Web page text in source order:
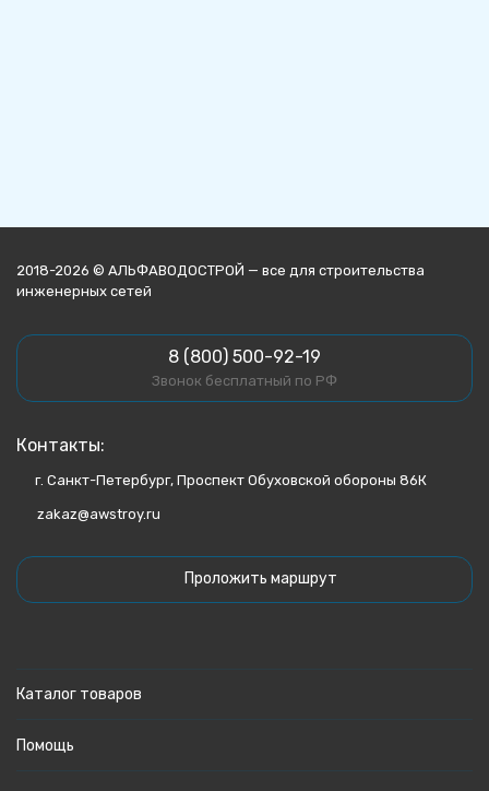
2018-2026 © АЛЬФАВОДОСТРОЙ — все для строительства
инженерных сетей
8 (800) 500-92-19
Звонок бесплатный по РФ
Контакты:
г. Санкт-Петербург, Проспект Обуховской обороны 86К
zakaz@awstroy.ru
Проложить маршрут
Каталог товаров
Помощь